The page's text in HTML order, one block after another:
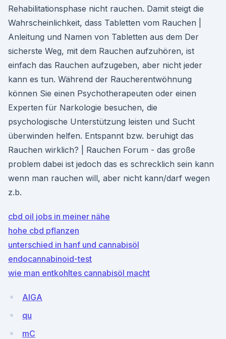
Rehabilitationsphase nicht rauchen. Damit steigt die
Wahrscheinlichkeit, dass Tabletten vom Rauchen |
Anleitung und Namen von Tabletten aus dem Der
sicherste Weg, mit dem Rauchen aufzuhören, ist
einfach das Rauchen aufzugeben, aber nicht jeder
kann es tun. Während der Raucherentwöhnung
können Sie einen Psychotherapeuten oder einen
Experten für Narkologie besuchen, die
psychologische Unterstützung leisten und Sucht
überwinden helfen. Entspannt bzw. beruhigt das
Rauchen wirklich? | Rauchen Forum - das große
problem dabei ist jedoch das es schrecklich sein kann
wenn man rauchen will, aber nicht kann/darf wegen
z.b.
cbd oil jobs in meiner nähe
hohe cbd pflanzen
unterschied in hanf und cannabisöl
endocannabinoid-test
wie man entkohltes cannabisöl macht
AIGA
qu
mC